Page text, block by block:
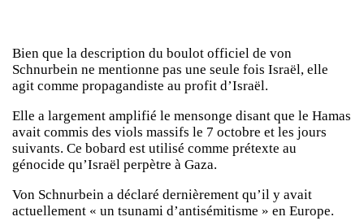
Bien que la description du boulot officiel de von
Schnurbein ne mentionne pas une seule fois Israël, elle
agit comme propagandiste au profit d’Israël.
Elle a largement amplifié le mensonge disant que le Hamas
avait commis des viols massifs le 7 octobre et les jours
suivants. Ce bobard est utilisé comme prétexte au
génocide qu’Israël perpètre à Gaza.
Von Schnurbein a déclaré dernièrement qu’il y avait
actuellement « un tsunami d’antisémitisme » en Europe.